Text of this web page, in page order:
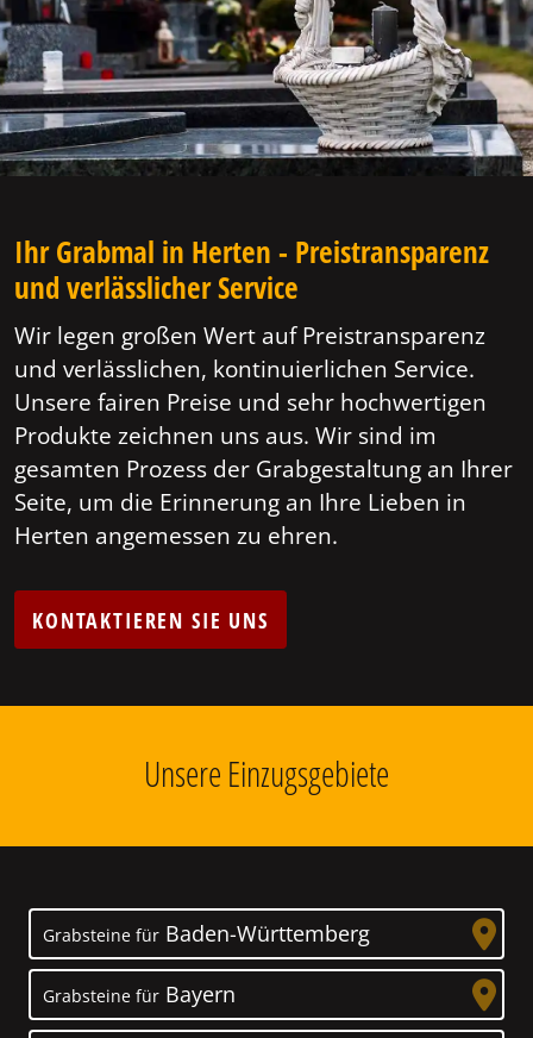
Ihr Grabmal in Herten - Preistransparenz
und verlässlicher Service
Wir legen großen Wert auf Preistransparenz
und verlässlichen, kontinuierlichen Service.
Unsere fairen Preise und sehr hochwertigen
Produkte zeichnen uns aus. Wir sind im
gesamten Prozess der Grabgestaltung an Ihrer
Seite, um die Erinnerung an Ihre Lieben in
Herten angemessen zu ehren.
KONTAKTIEREN SIE UNS
Unsere Einzugsgebiete
Grabsteine für Baden-Württemberg
Grabsteine für Bayern